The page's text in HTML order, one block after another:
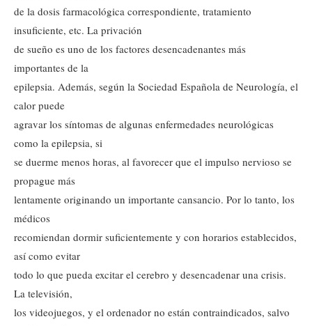
de la dosis farmacológica correspondiente, tratamiento
insuficiente, etc. La privación
de sueño es uno de los factores desencadenantes más
importantes de la
epilepsia. Además, según la Sociedad Española de Neurología, el
calor puede
agravar los síntomas de algunas enfermedades neurológicas
como la epilepsia, si
se duerme menos horas, al favorecer que el impulso nervioso se
propague más
lentamente originando un importante cansancio. Por lo tanto, los
médicos
recomiendan dormir suficientemente y con horarios establecidos,
así como evitar
todo lo que pueda excitar el cerebro y desencadenar una crisis.
La televisión,
los videojuegos, y el ordenador no están contraindicados, salvo